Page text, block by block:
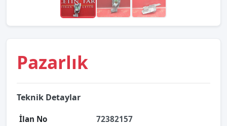
Pazarlık
Teknik Detaylar
İlan No 72382157